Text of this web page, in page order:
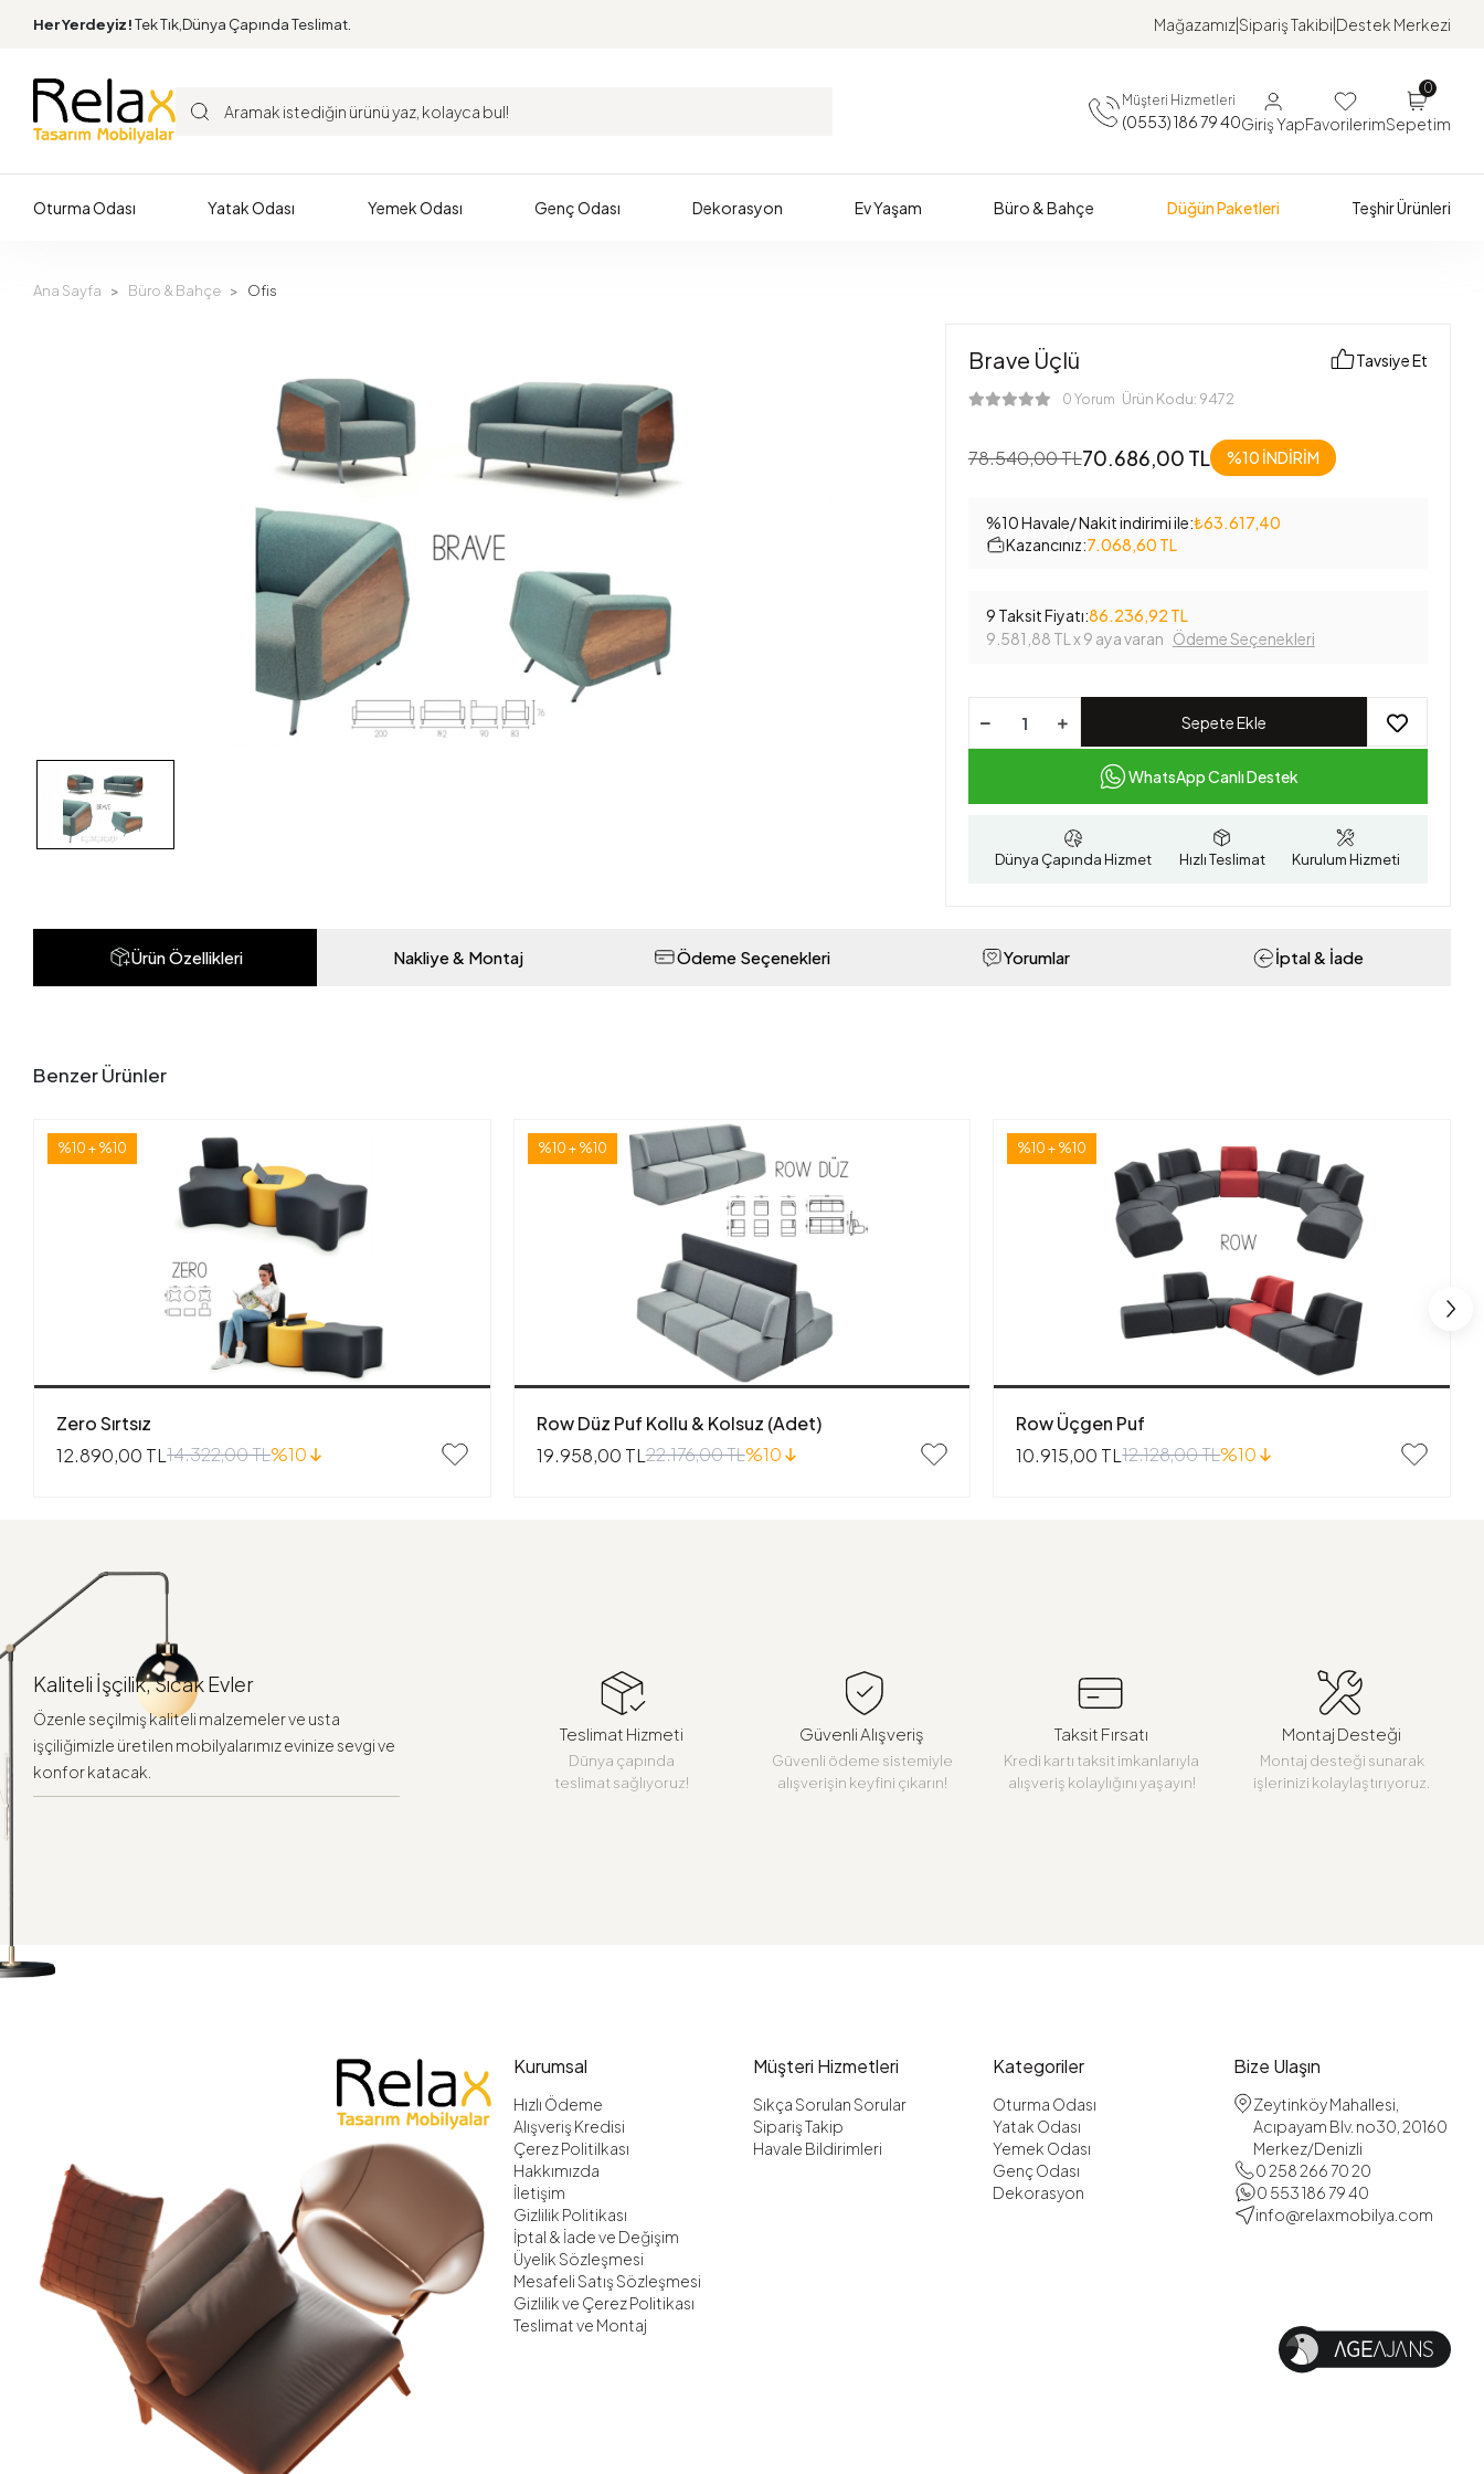
Her Yerdeyiz!Tek Tık,Dünya Çapında Teslimat. MağazamızSipariş Takibi Destek Merkezi
Müşteri Hizmetleri
(0553) 186 79 40Giriş YapFavorilerim
0
Sepetim
Oturma Odası Yatak Odası Yemek Odası Genç Odası Dekorasyon Ev Yaşam Büro & Bahçe Düğün Paketleri Teşhir Ürünleri
Ana Sayfa Büro & Bahçe Ofis
Brave Üçlü
0 Yorum Ürün Kodu: 9472
Tavsiye Et
78.540,00 TL70.686,00 TL %10 İNDİRİM
%10 Havale/ Nakit indirimi ile:₺63.617,40
Kazancınız:7.068,60 TL
9 Taksit Fiyatı:86.236,92 TL
9.581,88 TL x 9 aya varan Ödeme Seçenekleri
Sepete Ekle
WhatsApp Canlı Destek
Dünya Çapında Hizmet Hızlı Teslimat Kurulum Hizmeti
Ürün Özellikleri Nakliye & Montaj Ödeme Seçenekleri Yorumlar İptal & İade
Benzer Ürünler
%10 + %10
Zero Sırtsız
12.890,00 TL14.322,00 TL%10
%10 + %10
Row Düz Puf Kollu & Kolsuz (Adet)
19.958,00 TL22.176,00 TL%10
%10 + %10
Row Üçgen Puf
10.915,00 TL12.128,00 TL%10
Kaliteli İşçilik, Sıcak Evler
Özenle seçilmiş kaliteli malzemeler ve usta
işçiliğimizle üretilen mobilyalarımız evinize sevgi ve
konfor katacak.
Teslimat Hizmeti
Dünya çapında
teslimat sağlıyoruz!
Güvenli Alışveriş
Güvenli ödeme sistemiyle
alışverişin keyfini çıkarın!
Taksit Fırsatı
Kredi kartı taksit imkanlarıyla
alışveriş kolaylığını yaşayın!
Montaj Desteği
Montaj desteği sunarak
işlerinizi kolaylaştırıyoruz.
Kurumsal
Hızlı Ödeme
Alışveriş Kredisi
Çerez Politilkası
Hakkımızda
İletişim
Gizlilik Politikası
İptal & İade ve Değişim
Üyelik Sözleşmesi
Mesafeli Satış Sözleşmesi
Gizlilik ve Çerez Politikası
Teslimat ve Montaj
Müşteri Hizmetleri
Sıkça Sorulan Sorular
Sipariş Takip
Havale Bildirimleri
Kategoriler
Oturma Odası
Yatak Odası
Yemek Odası
Genç Odası
Dekorasyon
Bize Ulaşın
Zeytinköy Mahallesi,
Acıpayam Blv. no30, 20160
Merkez/Denizli
0 258 266 70 20
0 553 186 79 40
info@relaxmobilya.com